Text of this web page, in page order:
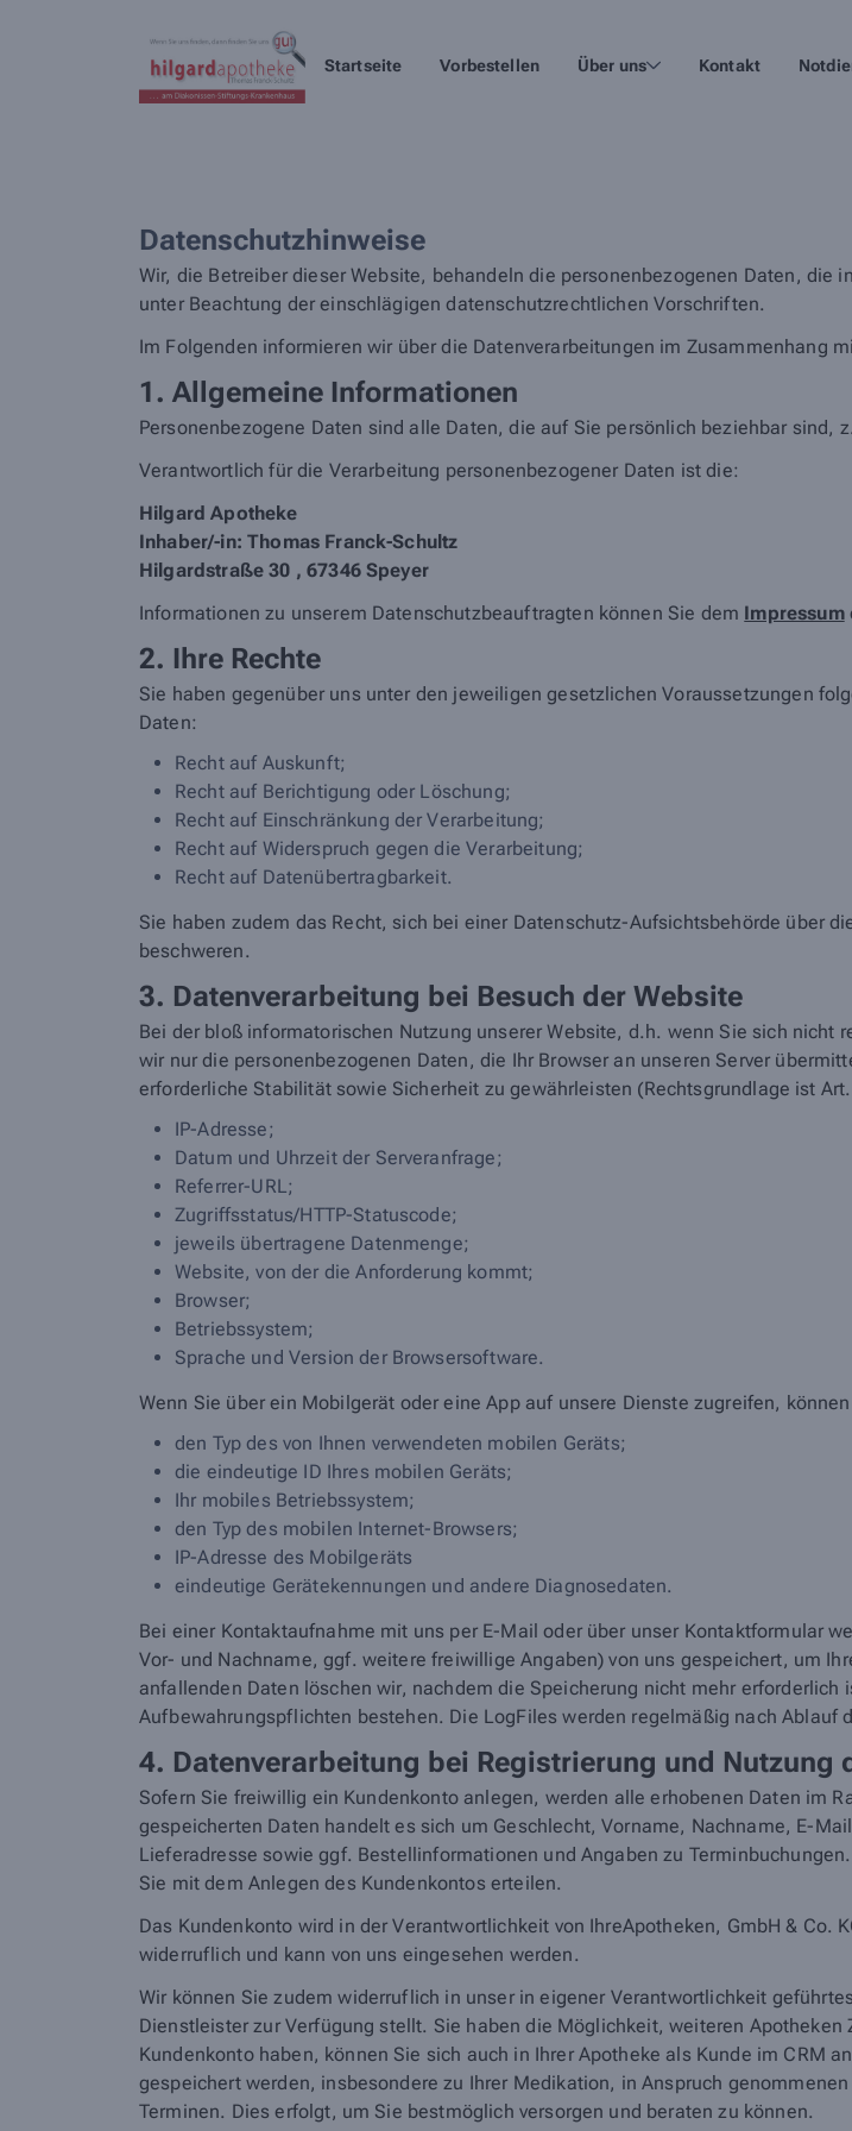
Startseite Vorbestellen Über uns Kontakt
Datenschutzhinweise
Wir, die Betreiber dieser Website, behandeln die personenbezogenen Daten, die
unter Beachtung der einschlägigen datenschutzrechtlichen Vorschriften.
Im Folgenden informieren wir über die Datenverarbeitungen im Zusammenhang
1. Allgemeine Informationen
Personenbezogene Daten sind alle Daten, die auf Sie persönlich beziehbar sind,
Verantwortlich für die Verarbeitung personenbezogener Daten ist die:
Hilgard Apotheke
Inhaber/-in: Thomas Franck-Schultz
Hilgardstraße 30 , 67346 Speyer
Informationen zu unserem Datenschutzbeauftragten können Sie dem Impressum
2. Ihre Rechte
Sie haben gegenüber uns unter den jeweiligen gesetzlichen Voraussetzungen
Daten:
Recht auf Auskunft;
Recht auf Berichtigung oder Löschung;
Recht auf Einschränkung der Verarbeitung;
Recht auf Widerspruch gegen die Verarbeitung;
Recht auf Datenübertragbarkeit.
Sie haben zudem das Recht, sich bei einer Datenschutz-Aufsichtsbehörde über
beschweren.
3. Datenverarbeitung bei Besuch der Website
Bei der bloß informatorischen Nutzung unserer Website, d.h. wenn Sie sich
wir nur die personenbezogenen Daten, die Ihr Browser an unseren Server
erforderliche Stabilität sowie Sicherheit zu gewährleisten (Rechtsgrundlage ist
IP-Adresse;
Datum und Uhrzeit der Serveranfrage;
Referrer-URL;
Zugriffsstatus/HTTP-Statuscode;
jeweils übertragene Datenmenge;
Website, von der die Anforderung kommt;
Browser;
Betriebssystem;
Sprache und Version der Browsersoftware.
Wenn Sie über ein Mobilgerät oder eine App auf unsere Dienste zugreifen,
den Typ des von Ihnen verwendeten mobilen Geräts;
die eindeutige ID Ihres mobilen Geräts;
Ihr mobiles Betriebssystem;
den Typ des mobilen Internet-Browsers;
IP-Adresse des Mobilgeräts
eindeutige Gerätekennungen und andere Diagnosedaten.
Bei einer Kontaktaufnahme mit uns per E-Mail oder über unser Kontaktformular
Vor- und Nachname, ggf. weitere freiwillige Angaben) von uns gespeichert, um
anfallenden Daten löschen wir, nachdem die Speicherung nicht mehr
Aufbewahrungspflichten bestehen. Die LogFiles werden regelmäßig nach Ablauf
4. Datenverarbeitung bei Registrierung und Nutzung
Sofern Sie freiwillig ein Kundenkonto anlegen, werden alle erhobenen Daten im
gespeicherten Daten handelt es sich um Geschlecht, Vorname, Nachname, E-
Lieferadresse sowie ggf. Bestellinformationen und Angaben zu
Sie mit dem Anlegen des Kundenkontos erteilen.
Das Kundenkonto wird in der Verantwortlichkeit von IhreApotheken, GmbH &
widerruflich und kann von uns eingesehen werden.
Wir können Sie zudem widerruflich in unser in eigener Verantwortlichkeit
Dienstleister zur Verfügung stellt. Sie haben die Möglichkeit, weiteren
Kundenkonto haben, können Sie sich auch in Ihrer Apotheke als Kunde im CRM
gespeichert werden, insbesondere zu Ihrer Medikation, in Anspruch
Terminen. Dies erfolgt, um Sie bestmöglich versorgen und beraten zu können.